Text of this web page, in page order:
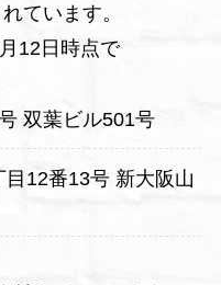
ています。
12日時点で
双葉ビル501号
12番13号 新大阪山